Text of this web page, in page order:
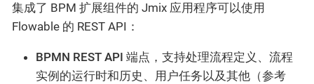
集成了 BPM 扩展组件的 Jmix 应用程序可以使用
Flowable 的 REST API：
BPMN REST API 端点，支持处理流程定义、流程
实例的运行时和历史、用户任务以及其他（参考